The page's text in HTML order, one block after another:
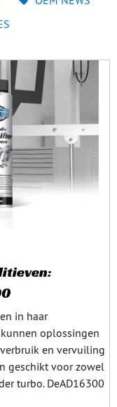
in haar
oplossingen
en vervuiling
geschikt voor zowel
turbo. DeAD16300